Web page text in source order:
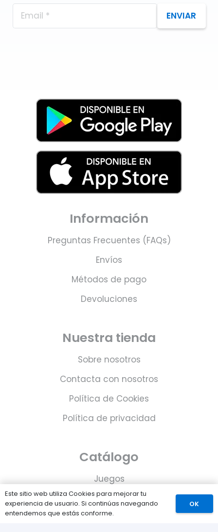
ENVIAR
Información
Preguntas Frecuentes (FAQs)
Envíos
Métodos de pago
Devoluciones
Nuestra tienda
Sobre nosotros
Contacta con nosotros
Política de Cookies
Política de privacidad
Catálogo
Juegos
Consolas
Accesorios para tu PS5
Este sitio web utiliza Cookies para mejorar tu
experiencia de usuario. Si continúas navegando
entendemos que estás conforme.
OK